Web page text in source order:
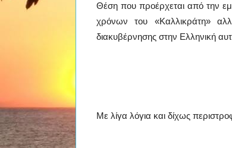
Θέση που προέρχεται από την
χρόνων του «Καλλικράτη»
διακυβέρνησης στην Ελληνική
Με λίγα λόγια και δίχως